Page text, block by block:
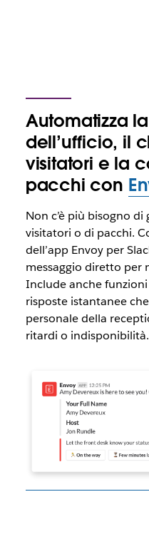
Automatizza
dell’ufficio, il
visitatori e la
pacchi con
Non c’è più bisogno
visitatori o di pacchi.
dell’app Envoy per
messaggio diretto per
Include anche
risposte istantanee
personale della
ritardi o indisponibilità.